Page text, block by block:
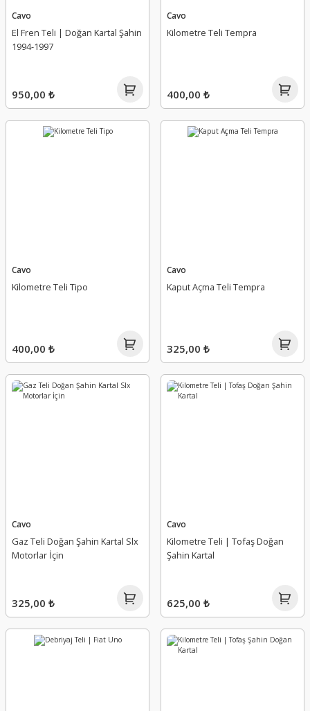
Cavo
El Fren Teli | Doğan Kartal Şahin
1994-1997
950,00 ₺
Cavo
Kilometre Teli Tempra
400,00 ₺
Cavo
Kilometre Teli Tipo
400,00 ₺
Cavo
Kaput Açma Teli Tempra
325,00 ₺
Cavo
Gaz Teli Doğan Şahin Kartal Slx
Motorlar İçin
325,00 ₺
Cavo
Kilometre Teli | Tofaş Doğan
Şahin Kartal
625,00 ₺